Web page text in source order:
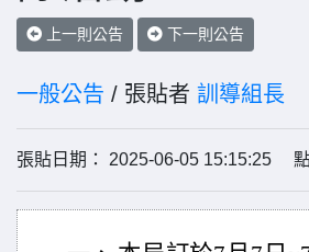
上一則公告 下一則公告
一般公告 / 張貼者 訓導組長
張貼日期： 2025-06-05 15:15:25 點